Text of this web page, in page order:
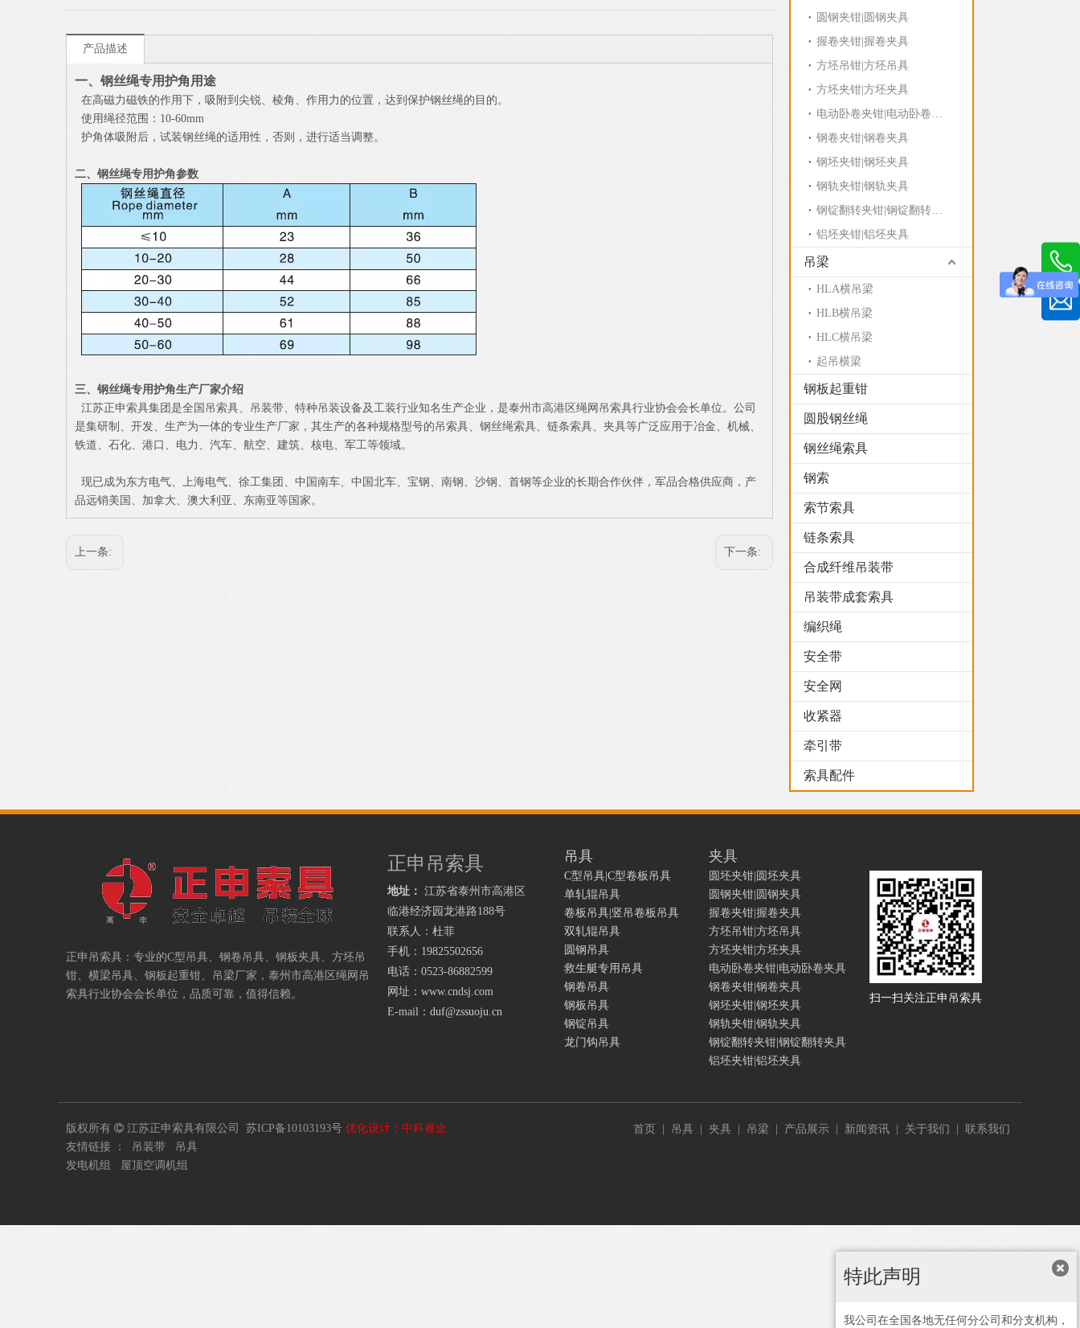
特此声明
我公司在全国各地无任何分公司和分支机构，
产品描述
一、 钢丝绳专用护角 用途
在高磁力磁铁的作用下，吸附到尖锐、棱角、作用力的位置，达到保护钢丝绳的目的。
使用绳径范围：10-60mm
护角体吸附后，试装钢丝绳的适用性，否则，进行适当调整。
二、 钢丝绳专用护角参数
三、 钢丝绳专用护角生产厂家介绍
江苏正申索具集团是全国吊索具、吊装带、特种吊装设备及工装行业知名生产企业，是泰州市高港区绳网吊索具行业协会会长单位。公司
是集研制、开发、生产为一体的专业生产厂家，其生产的各种规格型号的吊索具、钢丝绳索具、链条索具、夹具等广泛应用于冶金、机械、
铁道、石化、港口、电力、汽车、航空、建筑、核电、军工等领域。
现已成为东方电气、上海电气、徐工集团、中国南车、中国北车、宝钢、南钢、沙钢、首钢等企业的长期合作伙伴，军品合格供应商，产
品远销美国、加拿大、澳大利亚、东南亚等国家。
上一条: 下一条:
圆钢夹钳|圆钢夹具
握卷夹钳|握卷夹具
方坯吊钳|方坯吊具
方坯夹钳|方坯夹具
钢卷夹钳|钢卷夹具
钢坯夹钳|钢坯夹具
钢轨夹钳|钢轨夹具
铝坯夹钳|铝坯夹具
吊梁
HLA横吊梁
HLB横吊梁
HLC横吊梁
起吊横梁
钢板起重钳
圆股钢丝绳
钢丝绳索具
钢索
索节索具
链条索具
合成纤维吊装带
吊装带成套索具
编织绳
安全带
安全网
收紧器
牵引带
索具配件
正申吊索具：专业的C型吊具 钢卷吊具 钢板夹具
方坯吊
钳
横梁吊具 钢板起重钳 吊梁厂家 ， 泰州市高港区绳网吊
索具行业协会会长单位，品质可靠，值得信赖。
正申吊索具
地址： 江苏省泰州市高港区
临港经济园龙港路188号
联系人：杜菲
手机：19825502656
电话：0523-86882599
网址： www.cndsj.com
E-mail： duf@zssuoju.cn
吊具
C型吊具|C型卷板吊具
单轧辊吊具
卷板吊具|竖吊卷板吊具
双轧辊吊具
圆钢吊具
救生艇专用吊具
钢卷吊具
钢板吊具
钢锭吊具
龙门钩吊具
夹具
圆坯夹钳|圆坯夹具
圆钢夹钳|圆钢夹具
握卷夹钳|握卷夹具
方坯吊钳|方坯吊具
方坯夹钳|方坯夹具
电动卧卷夹钳|电动卧卷夹具
钢卷夹钳|钢卷夹具
钢坯夹钳|钢坯夹具
钢轨夹钳|钢轨夹具
钢锭翻转夹钳|钢锭翻转夹具
铝坯夹钳|铝坯夹具
扫一扫 关注正申吊索具
版权所有  江苏正申索具有限公司 苏ICP备10103193号 优化设计：中科睿企
友情链接 ： 吊装带
吊具
发电机组
屋顶空调机组
首页 吊具 夹具 吊梁 产品展示 新闻资讯 关于我们 联系我们